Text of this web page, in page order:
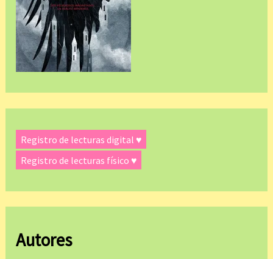
Registro de lecturas digital ♥
Registro de lecturas físico ♥
Autores